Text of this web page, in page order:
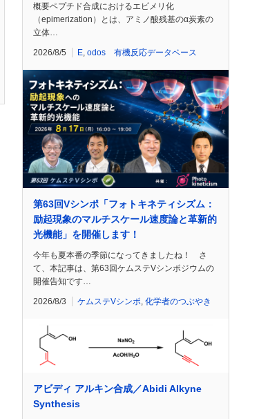
概要ペプチド合成におけるエピメリ化
（epimerization）とは、アミノ酸残基のα炭素の
立体…
2026/8/5 E odos 有機反応データベース
第63回Vシンポ「フォトキネティシズム：
励起現象のマルチスケール速度論と革新的
光機能」を開催します！
今年も夏本番の季節になってきましたね！ さ
て、本記事は、第63回ケムステVシンポジウムの
開催告知です…
2026/8/3 ケムステVシンポ, 化学者のつぶやき
アビディ アルキン合成／Abidi Alkyne
Synthesis